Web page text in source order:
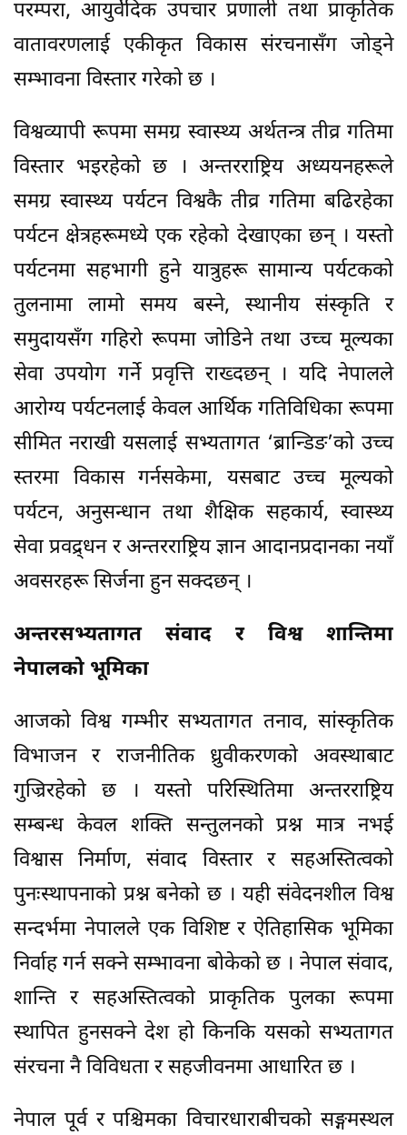
परम्परा, आयुर्वेदिक उपचार प्रणाली तथा प्राकृतिक
वातावरणलाई एकीकृत विकास संरचनासँग जोड्ने
सम्भावना विस्तार गरेको छ ।
विश्वव्यापी रूपमा समग्र स्वास्थ्य अर्थतन्त्र तीव्र गतिमा
विस्तार भइरहेको छ । अन्तरराष्ट्रिय अध्ययनहरूले
समग्र स्वास्थ्य पर्यटन विश्वकै तीव्र गतिमा बढिरहेका
पर्यटन क्षेत्रहरूमध्ये एक रहेको देखाएका छन् । यस्तो
पर्यटनमा सहभागी हुने यात्रुहरू सामान्य पर्यटकको
तुलनामा लामो समय बस्ने, स्थानीय संस्कृति र
समुदायसँग गहिरो रूपमा जोडिने तथा उच्च मूल्यका
सेवा उपयोग गर्ने प्रवृत्ति राख्दछन् । यदि नेपालले
आरोग्य पर्यटनलाई केवल आर्थिक गतिविधिका रूपमा
सीमित नराखी यसलाई सभ्यतागत ‘ब्रान्डिङ’को उच्च
स्तरमा विकास गर्नसकेमा, यसबाट उच्च मूल्यको
पर्यटन, अनुसन्धान तथा शैक्षिक सहकार्य, स्वास्थ्य
सेवा प्रवद्र्धन र अन्तरराष्ट्रिय ज्ञान आदानप्रदानका नयाँ
अवसरहरू सिर्जना हुन सक्दछन् ।
अन्तरसभ्यतागत संवाद र विश्व शान्तिमा
नेपालको भूमिका
आजको विश्व गम्भीर सभ्यतागत तनाव, सांस्कृतिक
विभाजन र राजनीतिक ध्रुवीकरणको अवस्थाबाट
गुज्रिरहेको छ । यस्तो परिस्थितिमा अन्तरराष्ट्रिय
सम्बन्ध केवल शक्ति सन्तुलनको प्रश्न मात्र नभई
विश्वास निर्माण, संवाद विस्तार र सहअस्तित्वको
पुनःस्थापनाको प्रश्न बनेको छ । यही संवेदनशील विश्व
सन्दर्भमा नेपालले एक विशिष्ट र ऐतिहासिक भूमिका
निर्वाह गर्न सक्ने सम्भावना बोकेको छ । नेपाल संवाद,
शान्ति र सहअस्तित्वको प्राकृतिक पुलका रूपमा
स्थापित हुनसक्ने देश हो किनकि यसको सभ्यतागत
संरचना नै विविधता र सहजीवनमा आधारित छ ।
नेपाल पूर्व र पश्चिमका विचारधाराबीचको सङ्गमस्थल